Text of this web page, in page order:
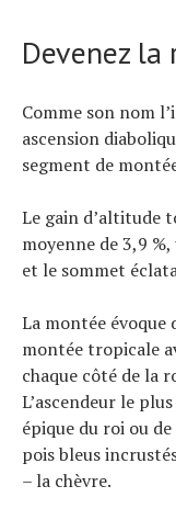
Devenez la
Comme son nom
ascension
segment de
Le gain d’altitude
moyenne de 3,9
et le sommet
La montée évoque
montée tropicale
chaque côté de la
L’ascendeur le
épique du roi ou
pois bleus
– la chèvre.